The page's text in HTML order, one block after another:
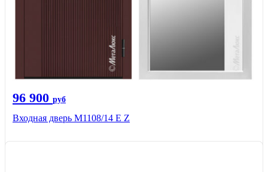
96 900 руб
Входная дверь М1108/14 E Z